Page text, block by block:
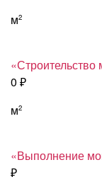
м2
0 ₽
м2
«Выполнение
₽